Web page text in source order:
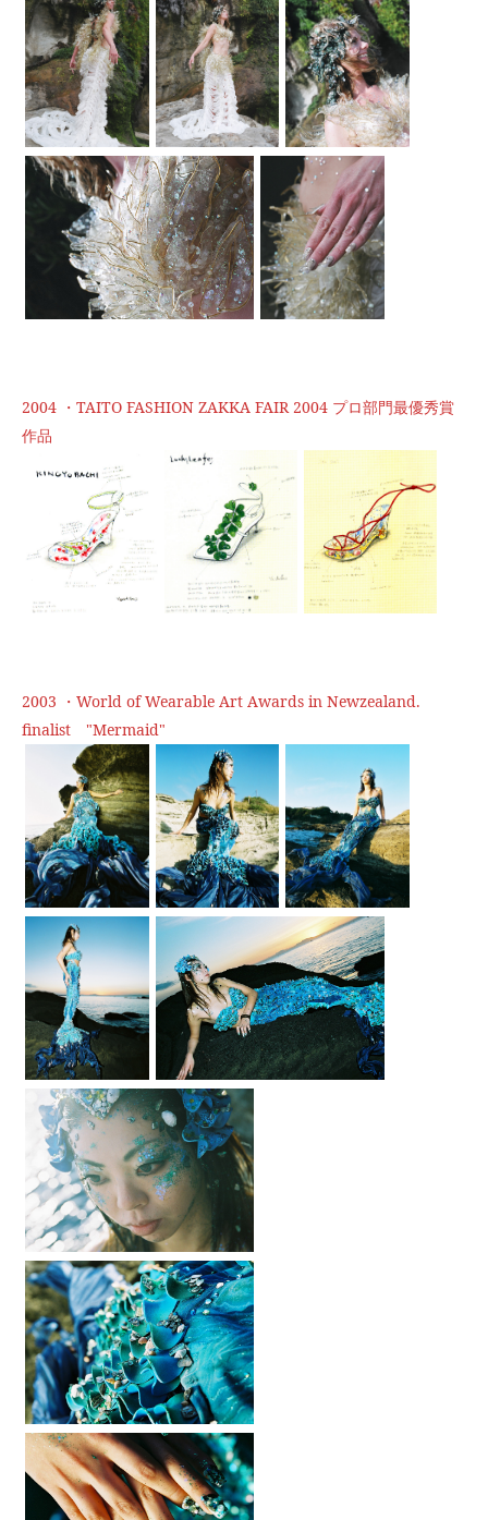
2004 ・TAITO FASHION ZAKKA FAIR 2004 プロ部門最優秀賞
作品
2003 ・World of Wearable Art Awards in Newzealand.
finalist "Mermaid"